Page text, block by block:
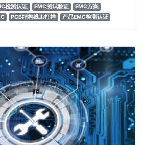
检测认证 EMC测试验证
EMC方案
PCB结构线束打样 产品EMC检测认证